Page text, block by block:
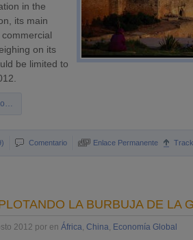
in the
its main
on its
be limited to
Comentario Enlace Permanente
LA BURBUJA DE LA
2012 por en África, China, Economía Global